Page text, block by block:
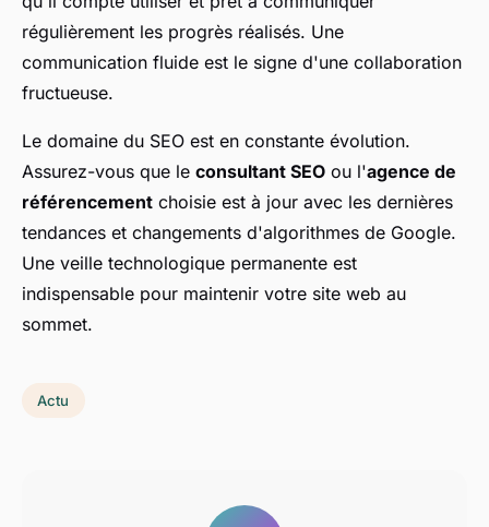
régulièrement les progrès réalisés. Une
communication fluide est le signe d'une collaboration
fructueuse.
Le domaine du SEO est en constante évolution.
Assurez-vous que le consultant SEO ou l'agence de
référencement choisie est à jour avec les dernières
tendances et changements d'algorithmes de Google.
Une veille technologique permanente est
indispensable pour maintenir votre site web au
sommet.
Actu